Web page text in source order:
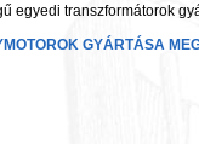
egyedi transzformátorok
GYÁRTÁSA